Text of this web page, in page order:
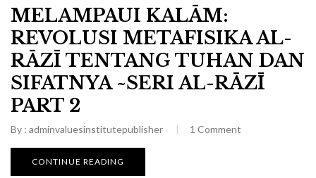
MELAMPAUI KALĀM:
REVOLUSI METAFISIKA AL-
RĀZĪ TENTANG TUHAN DAN
SIFATNYA ~SERI AL-RĀZĪ
PART 2
By : adminvaluesinstitutepublisher 1 Comment
CONTINUE READING